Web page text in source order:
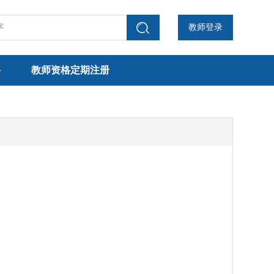
教师登录
教师资格定期注册